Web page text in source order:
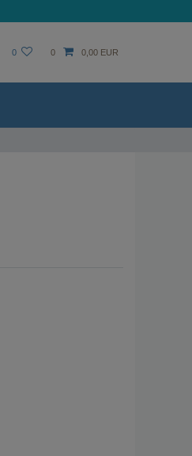
0 0 0,00 EUR